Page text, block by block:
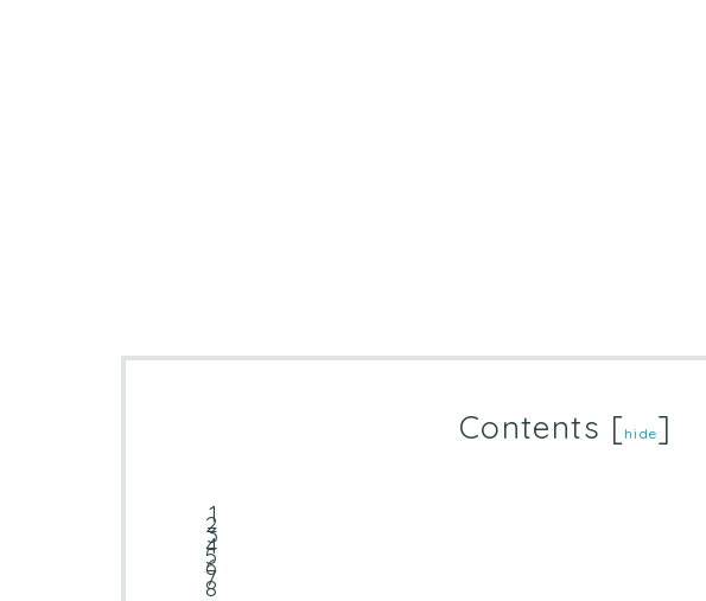
Contents [hide]